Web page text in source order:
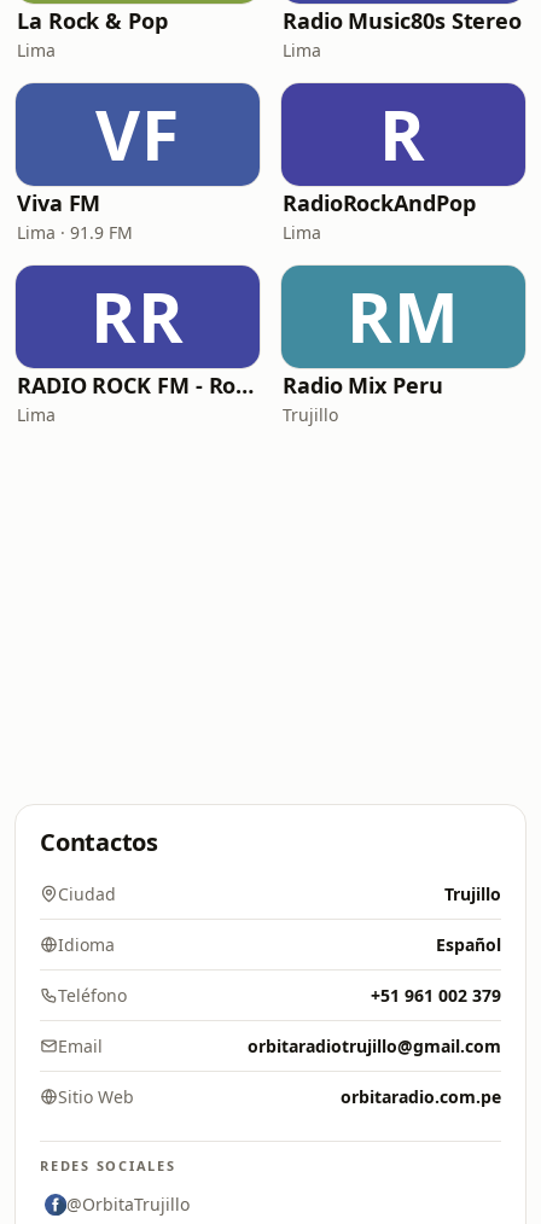
La Rock & Pop
Lima
Radio Music80s Stereo
Lima
VF
Viva FM
Lima · 91.9 FM
R
RadioRockAndPop
Lima
RR
RADIO ROCK FM - Rock en Español
Lima
RM
Radio Mix Peru
Trujillo
Contactos
Ciudad Trujillo
Idioma Español
Teléfono +51 961 002 379
Email orbitaradiotrujillo@gmail.com
Sitio Web orbitaradio.com.pe
REDES SOCIALES
@OrbitaTrujillo